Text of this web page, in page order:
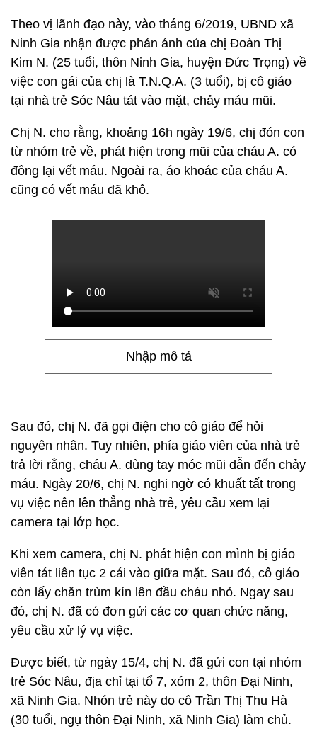
Theo vị lãnh đạo này, vào tháng 6/2019, UBND xã
Ninh Gia nhận được phản ánh của chị Đoàn Thị
Kim N. (25 tuổi, thôn Ninh Gia, huyện Đức Trọng) về
việc con gái của chị là T.N.Q.A. (3 tuổi), bị cô giáo
tại nhà trẻ Sóc Nâu tát vào mặt, chảy máu mũi.
Chị N. cho rằng, khoảng 16h ngày 19/6, chị đón con
từ nhóm trẻ về, phát hiện trong mũi của cháu A. có
đông lại vết máu. Ngoài ra, áo khoác của cháu A.
cũng có vết máu đã khô.
Nhập mô tả
Sau đó, chị N. đã gọi điện cho cô giáo để hỏi
nguyên nhân. Tuy nhiên, phía giáo viên của nhà trẻ
trả lời rằng, cháu A. dùng tay móc mũi dẫn đến chảy
máu. Ngày 20/6, chị N. nghi ngờ có khuất tất trong
vụ việc nên lên thẳng nhà trẻ, yêu cầu xem lại
camera tại lớp học.
Khi xem camera, chị N. phát hiện con mình bị giáo
viên tát liên tục 2 cái vào giữa mặt. Sau đó, cô giáo
còn lấy chăn trùm kín lên đầu cháu nhỏ. Ngay sau
đó, chị N. đã có đơn gửi các cơ quan chức năng,
yêu cầu xử lý vụ việc.
Được biết, từ ngày 15/4, chị N. đã gửi con tại nhóm
trẻ Sóc Nâu, địa chỉ tại tổ 7, xóm 2, thôn Đại Ninh,
xã Ninh Gia. Nhón trẻ này do cô Trần Thị Thu Hà
(30 tuổi, ngụ thôn Đại Ninh, xã Ninh Gia) làm chủ.